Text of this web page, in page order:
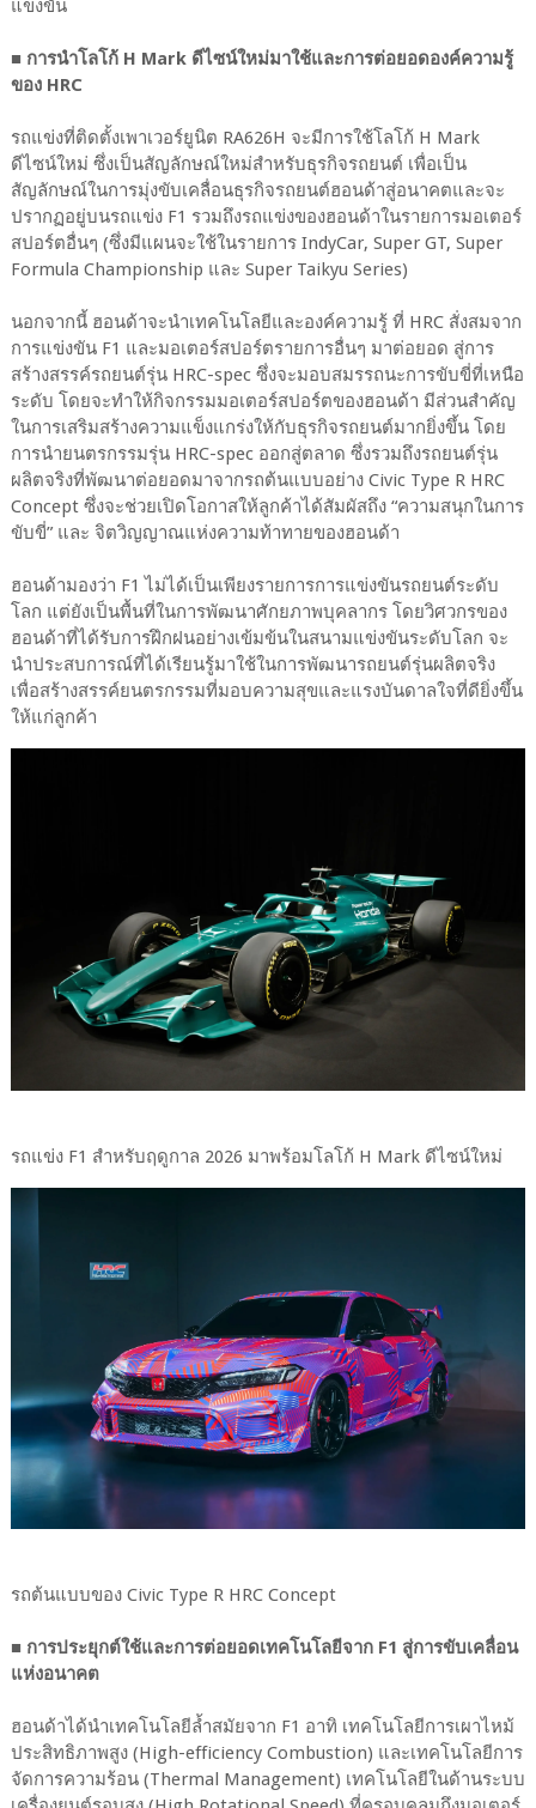
แข่งขัน
■ การนำโลโก้ H Mark ดีไซน์ใหม่มาใช้และการต่อยอดองค์ความรู้
ของ HRC
รถแข่งที่ติดตั้งเพาเวอร์ยูนิต RA626H จะมีการใช้โลโก้ H Mark
ดีไซน์ใหม่ ซึ่งเป็นสัญลักษณ์ใหม่สำหรับธุรกิจรถยนต์ เพื่อเป็น
สัญลักษณ์ในการมุ่งขับเคลื่อนธุรกิจรถยนต์ฮอนด้าสู่อนาคตและจะ
ปรากฏอยู่บนรถแข่ง F1 รวมถึงรถแข่งของฮอนด้าในรายการมอเตอร์
สปอร์ตอื่นๆ (ซึ่งมีแผนจะใช้ในรายการ IndyCar, Super GT, Super
Formula Championship และ Super Taikyu Series)
นอกจากนี้ ฮอนด้าจะนำเทคโนโลยีและองค์ความรู้ ที่ HRC สั่งสมจาก
การแข่งขัน F1 และมอเตอร์สปอร์ตรายการอื่นๆ มาต่อยอด สู่การ
สร้างสรรค์รถยนต์รุ่น HRC-spec ซึ่งจะมอบสมรรถนะการขับขี่ที่เหนือ
ระดับ โดยจะทำให้กิจกรรมมอเตอร์สปอร์ตของฮอนด้า มีส่วนสำคัญ
ในการเสริมสร้างความแข็งแกร่งให้กับธุรกิจรถยนต์มากยิ่งขึ้น โดย
การนำยนตรกรรมรุ่น HRC-spec ออกสู่ตลาด ซึ่งรวมถึงรถยนต์รุ่น
ผลิตจริงที่พัฒนาต่อยอดมาจากรถต้นแบบอย่าง Civic Type R HRC
Concept ซึ่งจะช่วยเปิดโอกาสให้ลูกค้าได้สัมผัสถึง “ความสนุกในการ
ขับขี่” และ จิตวิญญาณแห่งความท้าทายของฮอนด้า
ฮอนด้ามองว่า F1 ไม่ได้เป็นเพียงรายการการแข่งขันรถยนต์ระดับ
โลก แต่ยังเป็นพื้นที่ในการพัฒนาศักยภาพบุคลากร โดยวิศวกรของ
ฮอนด้าที่ได้รับการฝึกฝนอย่างเข้มข้นในสนามแข่งขันระดับโลก จะ
นำประสบการณ์ที่ได้เรียนรู้มาใช้ในการพัฒนารถยนต์รุ่นผลิตจริง
เพื่อสร้างสรรค์ยนตรกรรมที่มอบความสุขและแรงบันดาลใจที่ดียิ่งขึ้น
ให้แก่ลูกค้า
รถแข่ง F1 สำหรับฤดูกาล 2026 มาพร้อมโลโก้ H Mark ดีไซน์ใหม่
รถต้นแบบของ Civic Type R HRC Concept
■ การประยุกต์ใช้และการต่อยอดเทคโนโลยีจาก F1 สู่การขับเคลื่อน
แห่งอนาคต
ฮอนด้าได้นำเทคโนโลยีล้ำสมัยจาก F1 อาทิ เทคโนโลยีการเผาไหม้
ประสิทธิภาพสูง (High-efficiency Combustion) และเทคโนโลยีการ
จัดการความร้อน (Thermal Management) เทคโนโลยีในด้านระบบ